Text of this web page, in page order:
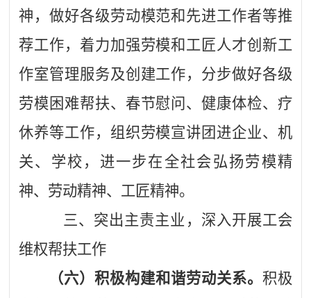
神，做好各级劳动模范和先进工作者等推
荐工作， 着力加强劳模和工匠人才创新工
作室管理服务及创建工作，分步做好各级
劳模困难帮扶、春节慰问、健康体检、疗
休养等工作，组织劳模宣讲团进企业、机
关、学校，进一步在全社会弘扬劳模精
神、劳动精神、工匠精神。
三、突出主责主业，深入开展工会
维权帮扶工作
（六）积极构建和谐劳动关系。 积极